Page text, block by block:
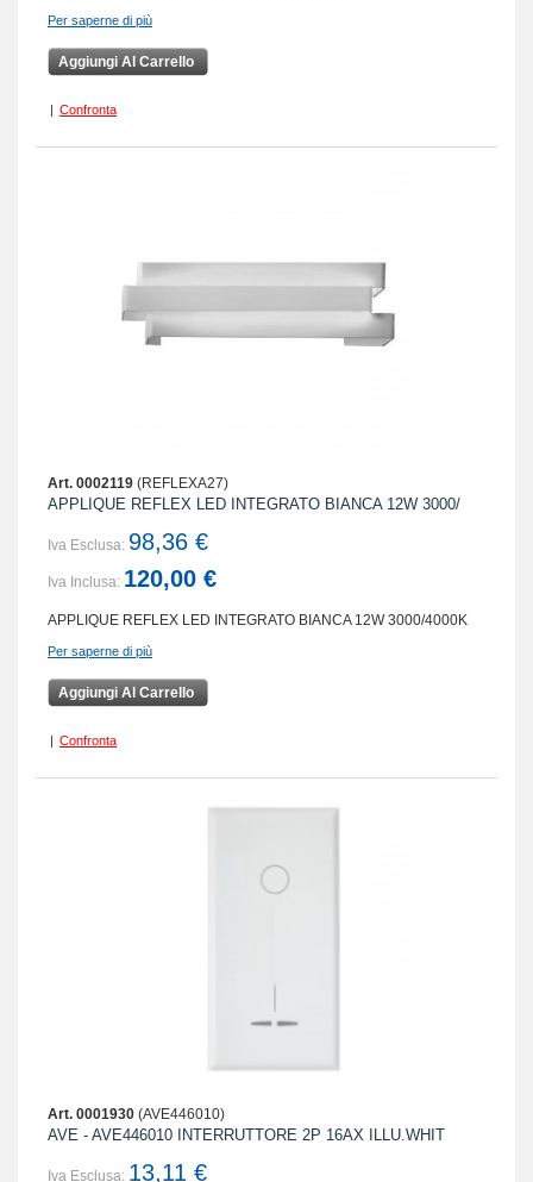
Per saperne di più
Aggiungi Al Carrello
| Confronta
Art. 0002119 (REFLEXA27)
APPLIQUE REFLEX LED INTEGRATO BIANCA 12W 3000/
Iva Esclusa: 98,36 €
Iva Inclusa: 120,00 €
APPLIQUE REFLEX LED INTEGRATO BIANCA 12W 3000/4000K
Per saperne di più
Aggiungi Al Carrello
| Confronta
Art. 0001930 (AVE446010)
AVE - AVE446010 INTERRUTTORE 2P 16AX ILLU.WHIT
Iva Esclusa: 13,11 €